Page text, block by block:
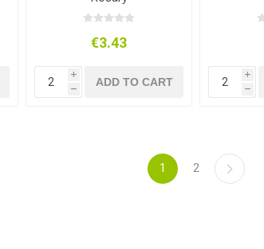
€3.43
i
h
ADD TO CART
i
h
1 2